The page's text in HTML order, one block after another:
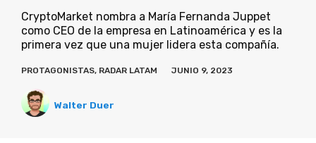
CryptoMarket nombra a María Fernanda Juppet
como CEO de la empresa en Latinoamérica y es la
primera vez que una mujer lidera esta compañía.
PROTAGONISTAS, RADAR LATAM JUNIO 9, 2023
Walter Duer